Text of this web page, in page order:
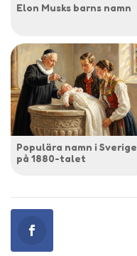
Elon Musks barns namn
Populära namn i Sverige
på 1880-talet